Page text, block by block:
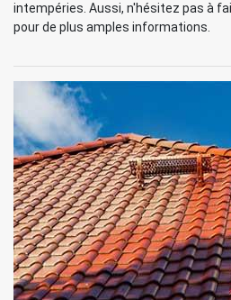
intempéries. Aussi, n'hésitez pas à
pour de plus amples informations.